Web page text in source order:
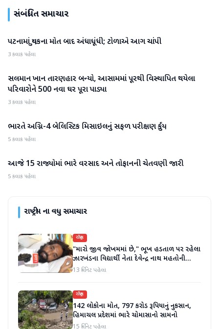
સંબંધિત સમાચાર
રાષ્ટ્રીય
પટનામાં યુવકના મોત બાદ અંધાધૂંધી; ટોળાએ આગ ચાંપી
3 કલાક પહેલા
રાષ્ટ્રીય
સલમાન ખાન તારણહાર બન્યો, આસામમાં પૂરથી વિસ્થાપિત થયેલા
પરિવારોને 500 નવા ઘર પૂરા પાડ્યા
3 કલાક પહેલા
રાષ્ટ્રીય
ભારતે અગ્નિ-4 બેલિસ્ટિક મિસાઇલનું સફળ પરીક્ષણ કર્યું
5 કલાક પહેલા
રાષ્ટ્રીય
આજે 15 રાજ્યોમાં ભારે વરસાદ અને તોફાનની ચેતવણી જારી
5 કલાક પહેલા
રાષ્ટ્રીયના વધુ સમાચાર
રાષ્ટ્રીય
"મારો જીવ જોખમમાં છે," ભૂખ હડતાળ પર રહેલા
ઝારખંડના વિદ્યાર્થી નેતા દેવેન્દ્ર નાથ મહતોની
તબિયત ખરાબ
13 મિનિટ પહેલા
રાષ્ટ્રીય
142 લોકોના મોત, 797 કરોડ રૂપિયાનું નુકસાન,
હિમાચલ પ્રદેશમાં ભારે ચોમાસાનો સામનો
15 મિનિટ પહેલા